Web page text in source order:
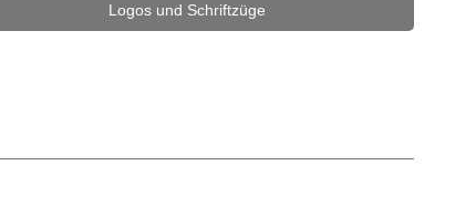
Logos und Schriftzüge